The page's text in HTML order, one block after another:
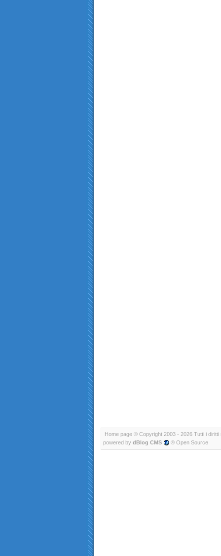
Home page © Copyright 2003 - 2026 Tutti i diritti
powered by dBlog CMS ® Open Source